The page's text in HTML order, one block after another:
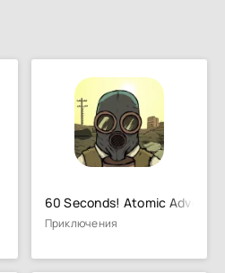
60 Seconds! Atomic
Приключения